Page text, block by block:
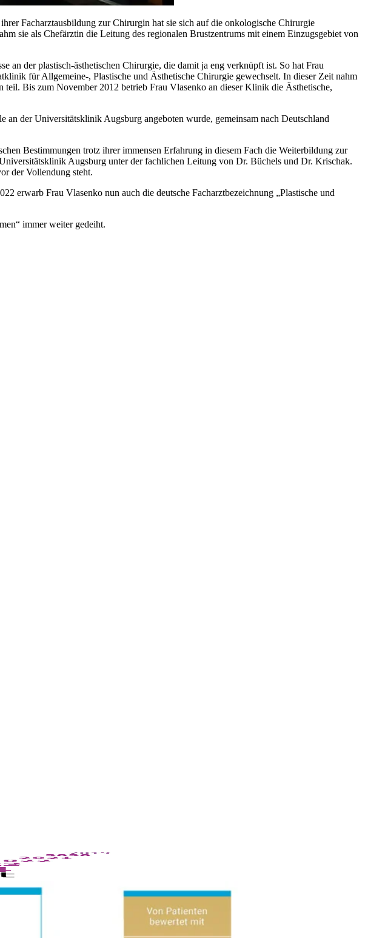
Facharztausbildung zur Chirurgin hat sie sich auf die onkologische Chirurgie
sie als Chefärztin die Leitung des regionalen Brustzentrums mit einem Einzugsgebiet von
der plastisch-ästhetischen Chirurgie, die damit ja eng verknüpft ist. So hat Frau
für Allgemeine-, Plastische und Ästhetische Chirurgie gewechselt. In dieser Zeit nahm
Bis zum November 2012 betrieb Frau Vlasenko an dieser Klinik die Ästhetische,
der Universitätsklinik Augsburg angeboten wurde, gemeinsam nach Deutschland
Bestimmungen trotz ihrer immensen Erfahrung in diesem Fach die Weiterbildung zur
Augsburg unter der fachlichen Leitung von Dr. Büchels und Dr. Krischak.
der Vollendung steht.
erwarb Frau Vlasenko nun auch die deutsche Facharztbezeichnung „Plastische und
immer weiter gedeiht.